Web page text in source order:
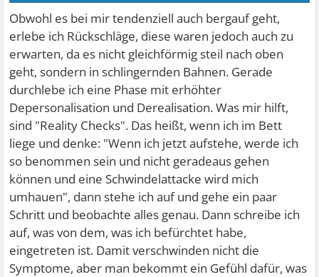
Obwohl es bei mir tendenziell auch bergauf geht,
erlebe ich Rückschläge, diese waren jedoch auch zu
erwarten, da es nicht gleichförmig steil nach oben
geht, sondern in schlingernden Bahnen. Gerade
durchlebe ich eine Phase mit erhöhter
Depersonalisation und Derealisation. Was mir hilft,
sind "Reality Checks". Das heißt, wenn ich im Bett
liege und denke: "Wenn ich jetzt aufstehe, werde ich
so benommen sein und nicht geradeaus gehen
können und eine Schwindelattacke wird mich
umhauen", dann stehe ich auf und gehe ein paar
Schritt und beobachte alles genau. Dann schreibe ich
auf, was von dem, was ich befürchtet habe,
eingetreten ist. Damit verschwinden nicht die
Symptome, aber man bekommt ein Gefühl dafür, was